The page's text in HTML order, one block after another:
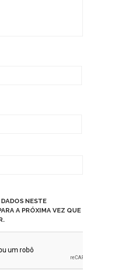
NESTE
A PRÓXIMA VEZ QUE